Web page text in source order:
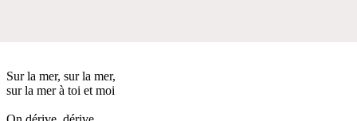
Sur la mer, sur la mer,
sur la mer à toi et moi